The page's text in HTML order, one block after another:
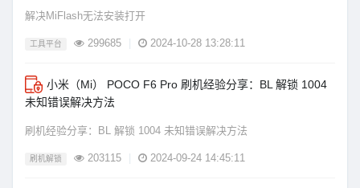
解决MiFlash无法安装打开
工具平台 299685 2024-10-28 13:28:11
小米（Mi） POCO F6 Pro 刷机经验分享：BL 解锁 1004
未知错误解决方法
刷机经验分享：BL 解锁 1004 未知错误解决方法
刷机解锁 203115 2024-09-24 14:45:11